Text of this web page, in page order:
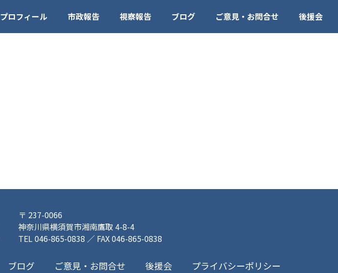
プロフィール 市政報告 視察報告 ブログ ご意見・お問合せ 後援会
〒 237-0066
神奈川県横須賀市湘南鷹取 4-8-4
TEL 046-865-0838 ／ FAX 046-865-0838
ブログ ご意見・お問合せ 後援会 プライバシーポリシー